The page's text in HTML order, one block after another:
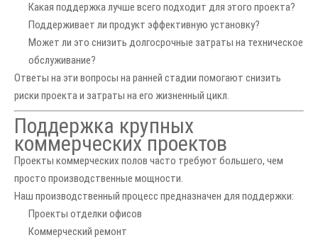
Какая поддержка лучше всего подходит для этого проекта?
Поддерживает ли продукт эффективную установку?
Может ли это снизить долгосрочные затраты на техническое
обслуживание?
Ответы на эти вопросы на ранней стадии помогают снизить
риски проекта и затраты на его жизненный цикл.
Поддержка крупных
коммерческих проектов
Проекты коммерческих полов часто требуют большего, чем
просто производственные мощности.
Наш производственный процесс предназначен для поддержки:
Проекты отделки офисов
Коммерческий ремонт